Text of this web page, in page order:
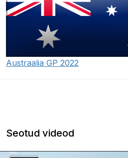
Austraalia GP 2022
Seotud videod